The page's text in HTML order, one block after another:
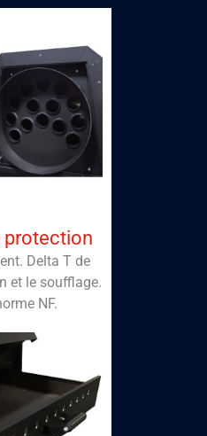
protection
Delta T de
et le soufflage.
NF.